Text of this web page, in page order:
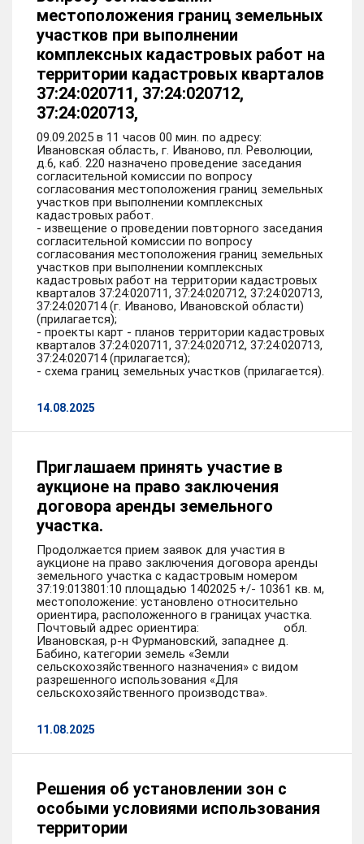
местоположения границ земельных
участков при выполнении
комплексных кадастровых работ на
территории кадастровых кварталов
37:24:020711, 37:24:020712,
37:24:020713,
09.09.2025 в 11 часов 00 мин. по адресу:
Ивановская область, г. Иваново, пл. Революции,
д.6, каб. 220 назначено проведение заседания
согласительной комиссии по вопросу
согласования местоположения границ земельных
участков при выполнении комплексных
кадастровых работ.
- извещение о проведении повторного заседания
согласительной комиссии по вопросу
согласования местоположения границ земельных
участков при выполнении комплексных
кадастровых работ на территории кадастровых
кварталов 37:24:020711, 37:24:020712, 37:24:020713,
37:24:020714 (г. Иваново, Ивановской области)
(прилагается);
- проекты карт - планов территории кадастровых
кварталов 37:24:020711, 37:24:020712, 37:24:020713,
37:24:020714 (прилагается);
- схема границ земельных участков (прилагается).
14.08.2025
Приглашаем принять участие в
аукционе на право заключения
договора аренды земельного
участка.
Продолжается прием заявок для участия в
аукционе на право заключения договора аренды
земельного участка с кадастровым номером
37:19:013801:10 площадью 1402025 +/- 10361 кв. м,
местоположение: установлено относительно
ориентира, расположенного в границах участка.
Почтовый адрес ориентира: обл.
Ивановская, р-н Фурмановский, западнее д.
Бабино, категории земель «Земли
сельскохозяйственного назначения» с видом
разрешенного использования «Для
сельскохозяйственного производства».
11.08.2025
Решения об установлении зон с
особыми условиями использования
территории